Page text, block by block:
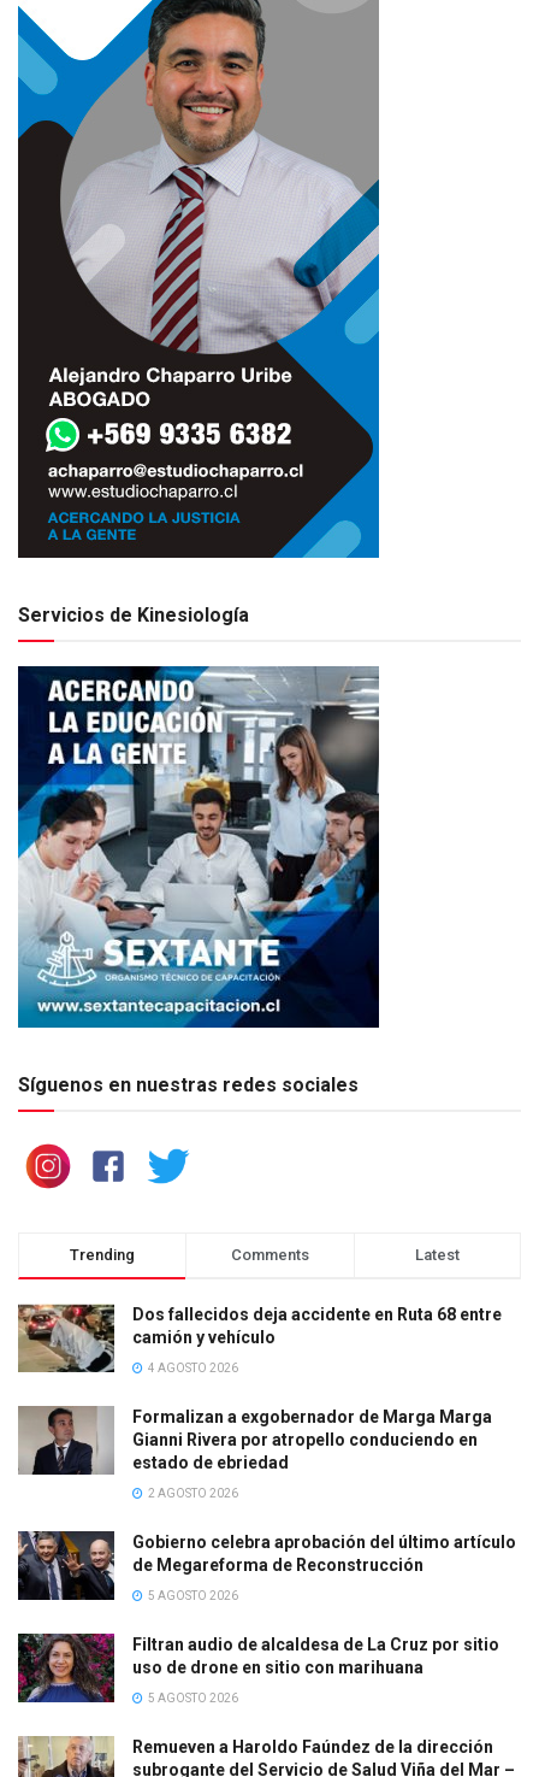
Servicios de Kinesiología
Síguenos en nuestras redes sociales
Trending Comments Latest
Dos fallecidos deja accidente en Ruta 68 entre
camión y vehículo
4 AGOSTO 2026
Formalizan a exgobernador de Marga Marga
Gianni Rivera por atropello conduciendo en
estado de ebriedad
2 AGOSTO 2026
Gobierno celebra aprobación del último artículo
de Megareforma de Reconstrucción
5 AGOSTO 2026
Filtran audio de alcaldesa de La Cruz por sitio
uso de drone en sitio con marihuana
5 AGOSTO 2026
Remueven a Haroldo Faúndez de la dirección
subrogante del Servicio de Salud Viña del Mar –